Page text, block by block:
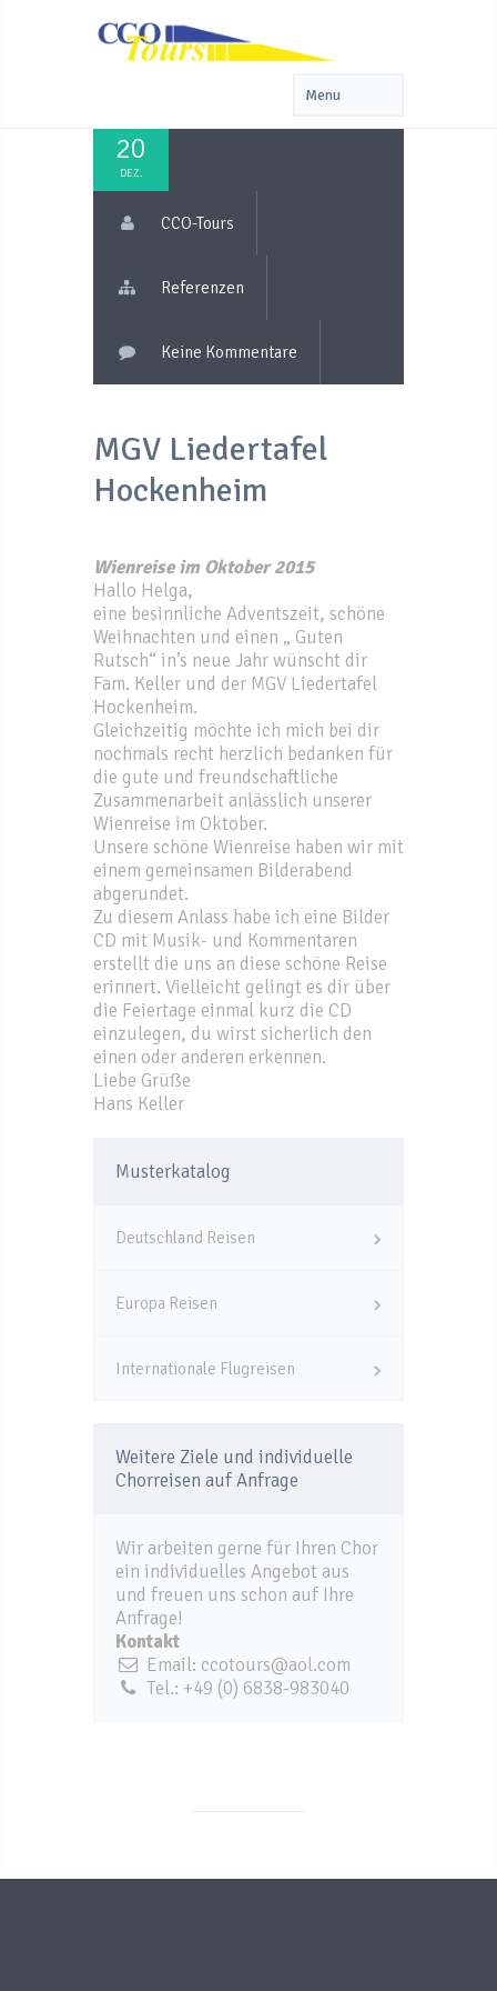
20
DEZ.
CCO-Tours
Referenzen
Keine Kommentare
MGV Liedertafel
Hockenheim
Wienreise im Oktober 2015
Hallo Helga,
eine besinnliche Adventszeit, schöne
Weihnachten und einen „ Guten
Rutsch“ in’s neue Jahr wünscht dir
Fam. Keller und der MGV Liedertafel
Hockenheim.
Gleichzeitig möchte ich mich bei dir
nochmals recht herzlich bedanken für
die gute und freundschaftliche
Zusammenarbeit anlässlich unserer
Wienreise im Oktober.
Unsere schöne Wienreise haben wir mit
einem gemeinsamen Bilderabend
abgerundet.
Zu diesem Anlass habe ich eine Bilder
CD mit Musik- und Kommentaren
erstellt die uns an diese schöne Reise
erinnert. Vielleicht gelingt es dir über
die Feiertage einmal kurz die CD
einzulegen, du wirst sicherlich den
einen oder anderen erkennen.
Liebe Grüße
Hans Keller
Musterkatalog
Deutschland Reisen
Europa Reisen
Internationale Flugreisen
Weitere Ziele und individuelle
Chorreisen auf Anfrage
Wir arbeiten gerne für Ihren Chor
ein individuelles Angebot aus
und freuen uns schon auf Ihre
Anfrage!
Kontakt
Email: ccotours@aol.com
Tel.: +49 (0) 6838-983040